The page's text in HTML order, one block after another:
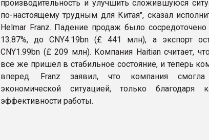
производительность и улучшить сложившуюся
по-настоящему трудным для Китая", сказал
Helmar Franz. Падение продаж было
13.87%, до CNY4.19bn (£ 441 млн), а экспорт
CNY1.99bn (£ 209 млн). Компания Haitian считает,
все же пришел в стабильное состояние, и теперь
вперед. Franz заявил, что компания
экономической ситуацией, только благодаря
эффективности работы.